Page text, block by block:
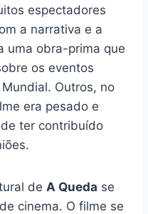
espectadores
a narrativa e a
uma obra-prima que
os eventos
Outros, no
era pesado e
ter contribuído
de A Queda se
cinema. O filme se